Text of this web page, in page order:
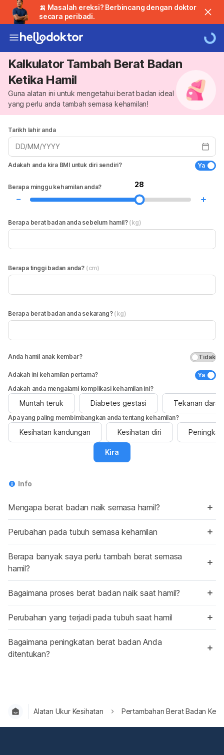
🍌 Masalah ereksi? Berbincang dengan doktor
secara peribadi.
Kalkulator Tambah Berat Badan
Ketika Hamil
Guna alatan ini untuk mengetahui berat badan ideal
yang perlu anda tambah semasa kehamilan!
Tarikh lahir anda
DD/MM/YYYY
Adakah anda kira BMI untuk diri sendiri? Ya
Berapa minggu kehamilan anda? 28
Berapa berat badan anda sebelum hamil? (kg)
Berapa tinggi badan anda? (cm)
Berapa berat badan anda sekarang? (kg)
Anda hamil anak kembar? Tidak
Adakah ini kehamilan pertama?
Ya
Adakah anda mengalami komplikasi kehamilan ini?
Muntah teruk Diabetes gestasi Tekanan
Apa yang paling membimbangkan anda tentang kehamilan?
Kesihatan kandungan Kesihatan diri
Kira
Info
Mengapa berat badan naik semasa hamil?
Perubahan pada tubuh semasa kehamilan
Berapa banyak saya perlu tambah berat semasa
hamil?
Bagaimana proses berat badan naik saat hamil?
Perubahan yang terjadi pada tubuh saat hamil
Bagaimana peningkatan berat badan Anda
ditentukan?
Alatan Ukur Kesihatan Pertambahan Berat Badan